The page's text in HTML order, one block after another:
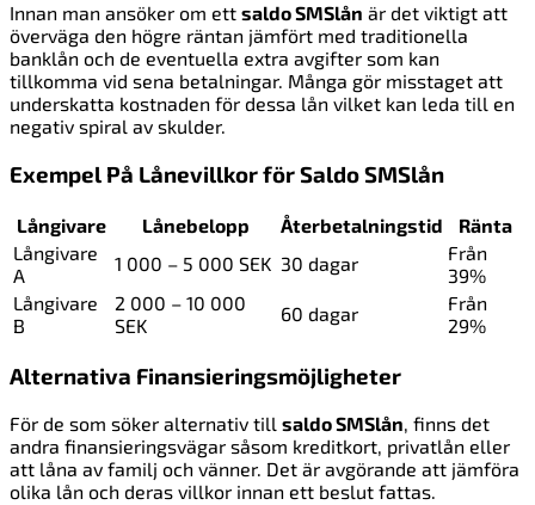
Innan man ansöker om ett saldo SMSlån är det viktigt att
överväga den högre räntan jämfört med traditionella
banklån och de eventuella extra avgifter som kan
tillkomma vid sena betalningar. Många gör misstaget att
underskatta kostnaden för dessa lån vilket kan leda till en
negativ spiral av skulder.
Exempel På Lånevillkor för Saldo SMSlån
Långivare Lånebelopp Återbetalningstid
Ränta
Långivare
A
1 000 – 5 000 SEK 30 dagar
Från
39%
Långivare
B
2 000 – 10 000
SEK
60 dagar
Från
29%
Alternativa Finansieringsmöjligheter
För de som söker alternativ till saldo SMSlån, finns det
andra finansieringsvägar såsom kreditkort, privatlån eller
att låna av familj och vänner. Det är avgörande att jämföra
olika lån och deras villkor innan ett beslut fattas.